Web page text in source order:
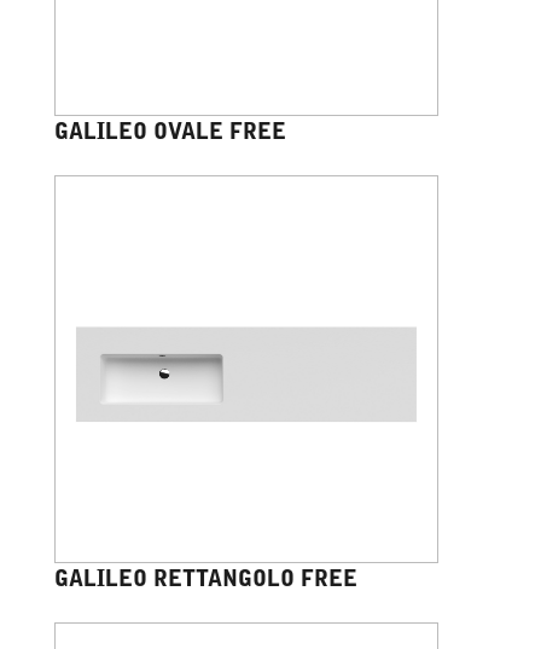
GALILEO OVALE FREE
GALILEO RETTANGOLO FREE